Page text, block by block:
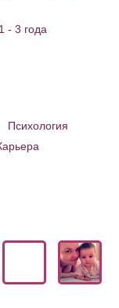
1 - 3 года
Психология